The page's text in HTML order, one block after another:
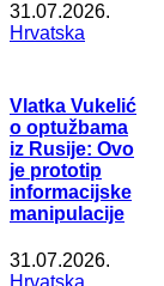
31.07.2026.
Hrvatska
Vlatka Vukelić
o optužbama
iz Rusije: Ovo
je prototip
informacijske
manipulacije
31.07.2026.
Hrvatska